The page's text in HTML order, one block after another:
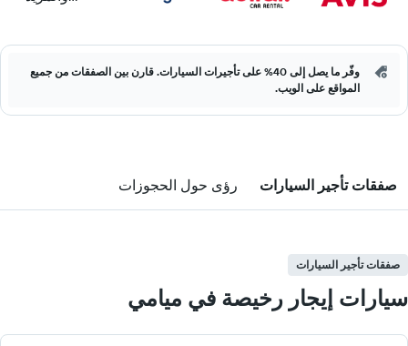
وفّر ما يصل إلى 40% على تأجيرات السيارات. قارن بين الصفقات من جميع
المواقع على الويب.
صفقات تأجير السيارات رؤى حول الحجوزات
صفقات تأجير السيارات
سيارات إيجار رخيصة في ميامي